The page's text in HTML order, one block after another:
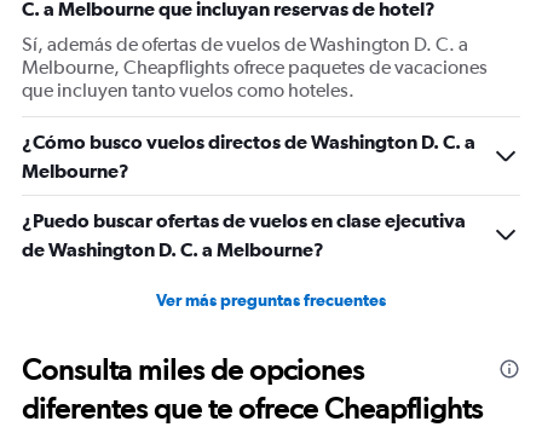
axis
displaying
values.
Range:
0
2400.
C. a Melbourne que incluyan reservas de hotel?
Sí, además de ofertas de vuelos de Washington D. C. a
Melbourne, Cheapflights ofrece paquetes de vacaciones
que incluyen tanto vuelos como hoteles.
¿Cómo busco vuelos directos de Washington D. C. a
Melbourne?
¿Puedo buscar ofertas de vuelos en clase ejecutiva
de Washington D. C. a Melbourne?
Ver más preguntas frecuentes
Consulta miles de opciones
diferentes que te ofrece Cheapflights